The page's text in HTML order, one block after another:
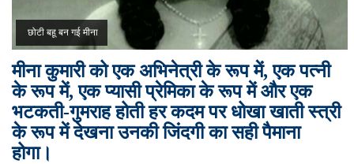
छोटी बहू बन गई मीना
मीना कुमारी को एक अभिनेत्री के रूप में, एक पत्नी
के रूप में, एक प्यासी प्रेमिका के रूप में और एक
भटकती-गुमराह होती हर कदम पर धोखा खाती स्त्री
के रूप में देखना उनकी जिंदगी का सही पैमाना
होगा।